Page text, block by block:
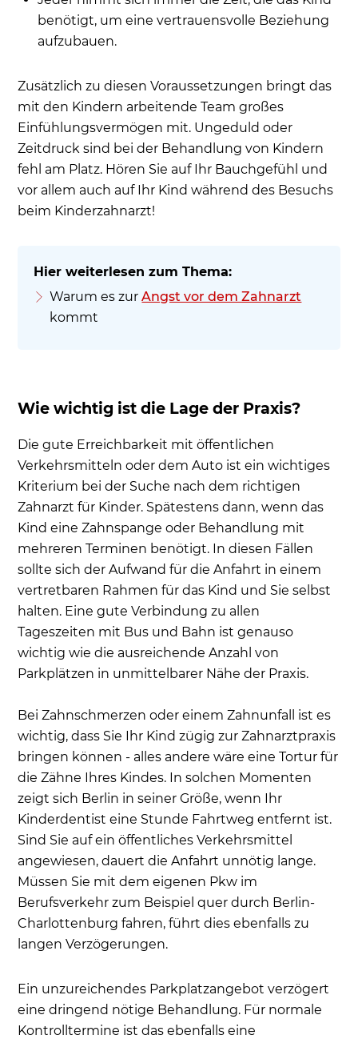
benötigt, um eine vertrauensvolle Beziehung
aufzubauen.
Zusätzlich zu diesen Voraussetzungen bringt das
mit den Kindern arbeitende Team großes
Einfühlungsvermögen mit. Ungeduld oder
Zeitdruck sind bei der Behandlung von Kindern
fehl am Platz. Hören Sie auf Ihr Bauchgefühl und
vor allem auch auf Ihr Kind während des Besuchs
beim Kinderzahnarzt!
Warum es zurAngst vor dem Zahnarzt
kommt
Wie wichtig ist die Lage der Praxis?
Die gute Erreichbarkeit mit öffentlichen
Verkehrsmitteln oder dem Auto ist ein wichtiges
Kriterium bei der Suche nach dem richtigen
Zahnarzt für Kinder. Spätestens dann, wenn das
Kind eine Zahnspange oder Behandlung mit
mehreren Terminen benötigt. In diesen Fällen
sollte sich der Aufwand für die Anfahrt in einem
vertretbaren Rahmen für das Kind und Sie selbst
halten. Eine gute Verbindung zu allen
Tageszeiten mit Bus und Bahn ist genauso
wichtig wie die ausreichende Anzahl von
Parkplätzen in unmittelbarer Nähe der Praxis.
Bei Zahnschmerzen oder einem Zahnunfall ist es
wichtig, dass Sie Ihr Kind zügig zur Zahnarztpraxis
bringen können - alles andere wäre eine Tortur für
die Zähne Ihres Kindes. In solchen Momenten
zeigt sich Berlin in seiner Größe, wenn Ihr
Kinderdentist eine Stunde Fahrtweg entfernt ist.
Sind Sie auf ein öffentliches Verkehrsmittel
angewiesen, dauert die Anfahrt unnötig lange.
Müssen Sie mit dem eigenen Pkw im
Berufsverkehr zum Beispiel quer durch Berlin-
Charlottenburg fahren, führt dies ebenfalls zu
langen Verzögerungen.
Ein unzureichendes Parkplatzangebot verzögert
eine dringend nötige Behandlung. Für normale
Kontrolltermine ist das ebenfalls eine